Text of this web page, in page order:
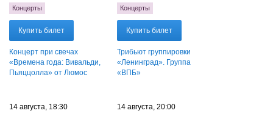
Концерты
Купить билет
Концерт при свечах
«Времена года: Вивальди,
Пьяццолла» от Люмос
Концерты
Купить билет
Трибьют группировки
«‎Ленинград». Группа
«ВПБ»
14 августа, 18:30 14 августа, 20:00